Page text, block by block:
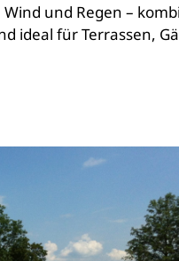
und Regen –
ideal für Terrassen,